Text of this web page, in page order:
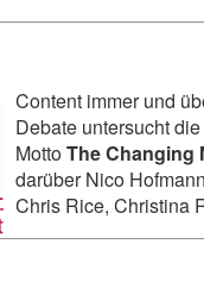
Content immer und
Debate untersucht
MottoThe Changing
darüber Nico
Chris Rice, Christina